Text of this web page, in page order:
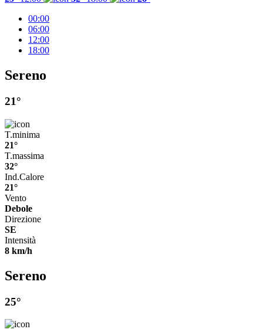
00:00
06:00
12:00
18:00
Sereno
21°
T.minima
21°
T.massima
32°
Ind.Calore
21°
Vento
Debole
Direzione
SE
Intensità
8 km/h
Sereno
25°